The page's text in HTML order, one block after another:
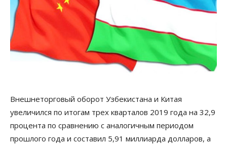
Внешнеторговый оборот Узбекистана и Китая
увеличился по итогам трех кварталов 2019 года на 32,9
процента по сравнению с аналогичным периодом
прошлого года и составил 5,91 миллиарда долларов, а